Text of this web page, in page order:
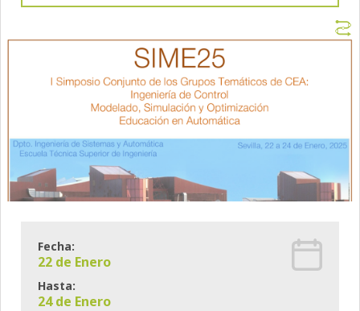
Fecha:
22 de Enero
Hasta:
24 de Enero